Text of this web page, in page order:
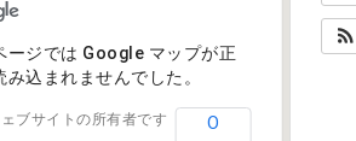
ージでは Google マップが正
み込まれませんでした。
ブサイトの所有者です
O